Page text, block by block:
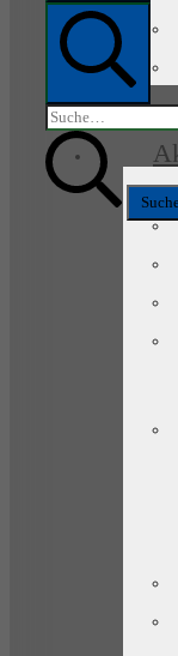
Menü
Suche
Suchen
nach: